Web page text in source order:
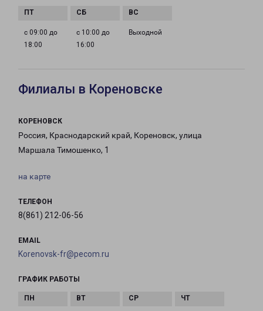
с 09:00 до
18:00
с 10:00 до
16:00
Выходной
Филиалы в Кореновске
КОРЕНОВСК
Россия, Краснодарский край, Кореновск, улица
Маршала Тимошенко, 1
на карте
ТЕЛЕФОН
8(861) 212-06-56
EMAIL
Korenovsk-fr@pecom.ru
ГРАФИК РАБОТЫ